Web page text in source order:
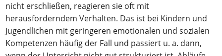
nicht erschließen, reagieren sie oft mit
herausforderndem Verhalten. Das ist bei Kindern und
Jugendlichen mit geringeren emotionalen und sozialen
Kompetenzen häufig der Fall und passiert u. a. dann,